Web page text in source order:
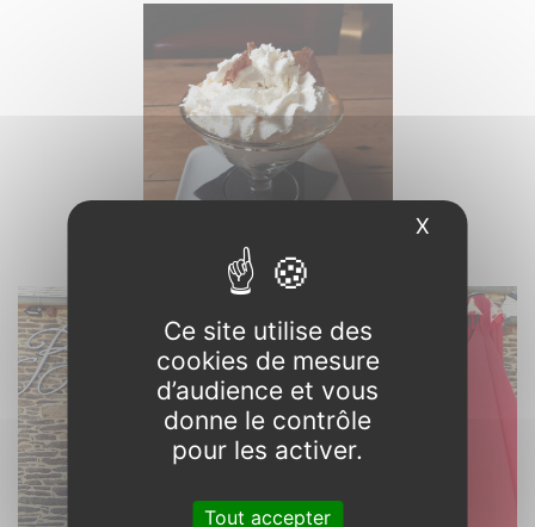
Ce site utilise des
cookies de mesure
d’audience et vous
donne le contrôle
pour les activer.
Tout accepter
X Masquer